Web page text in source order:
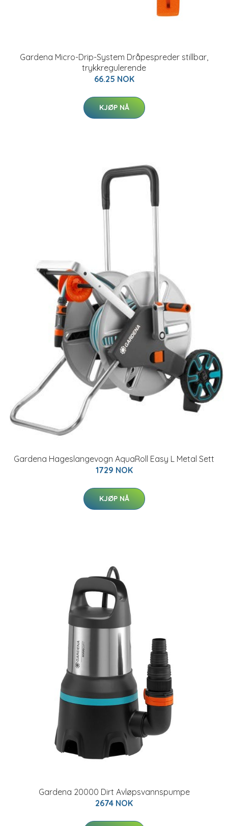
Gardena Micro-Drip-System Dråpespreder stillbar,
trykkregulerende
66.25 NOK
KJØP NÅ
Gardena Hageslangevogn AquaRoll Easy L Metal Sett
1729 NOK
KJØP NÅ
Gardena 20000 Dirt Avløpsvannspumpe
2674 NOK